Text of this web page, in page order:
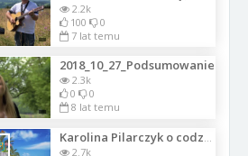
2.2k
100
0
7 lat temu
2018_10_27_Podsumowanie
2.3k
0
0
8 lat temu
2.7k